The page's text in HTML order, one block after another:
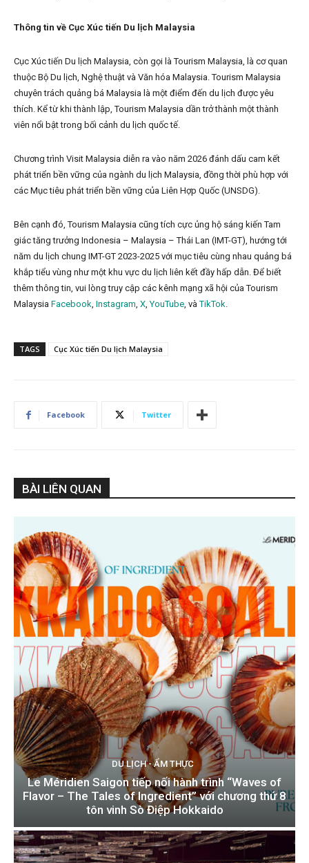
Thông tin về Cục Xúc tiến Du lịch Malaysia
Cục Xúc tiến Du lịch Malaysia, còn gọi là Tourism Malaysia, là cơ quan
thuộc Bộ Du lịch, Nghệ thuật và Văn hóa Malaysia. Tourism Malaysia
chuyên trách quảng bá Malaysia là một điểm đến du lịch được yêu
thích. Kể từ khi thành lập, Tourism Malaysia dần trở thành một thành
viên nổi bật trong bối cảnh du lịch quốc tế.
Chương trình Visit Malaysia diễn ra vào năm 2026 đánh dấu cam kết
phát triển bền vững của ngành du lịch Malaysia, đồng thời phù hợp với
các Mục tiêu phát triển bền vững của Liên Hợp Quốc (UNSDG).
Bên cạnh đó, Tourism Malaysia cũng tích cực ủng hộ sáng kiến Tam
giác tăng trưởng Indonesia – Malaysia – Thái Lan (IMT-GT), hướng tới
năm du lịch chung IMT-GT 2023-2025 với mục tiêu cùng nhau quảng bá
khắp tiểu vùng như một khu vực du lịch liên kết đầy hấp dẫn. Để biết
thêm thông tin, vui lòng truy cập các kênh mạng xã hội của Tourism
Malaysia Facebook, Instagram, X,YouTube, vàTikTok.
TAGS Cục Xúc tiến Du lịch Malaysia
Facebook Twitter
BÀI LIÊN QUAN
DU LỊCH - ẨM THỰC
Le Méridien Saigon tiếp nối hành trình “Waves of
Flavor – The Tales of Ingredient” với chương thứ 8
tôn vinh Sò Điệp Hokkaido